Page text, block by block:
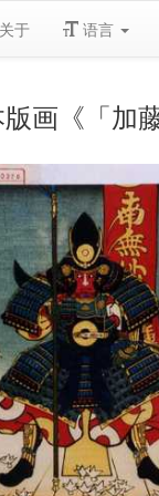
关于 语言
画《「加